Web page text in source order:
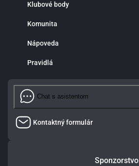
Klubové body
Komunita
Nápoveda
Pravidlá
Chat s asistentom
Kontaktný formulár
Sponzorstvo